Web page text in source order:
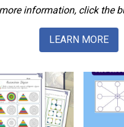
information, click the
LEARN MORE